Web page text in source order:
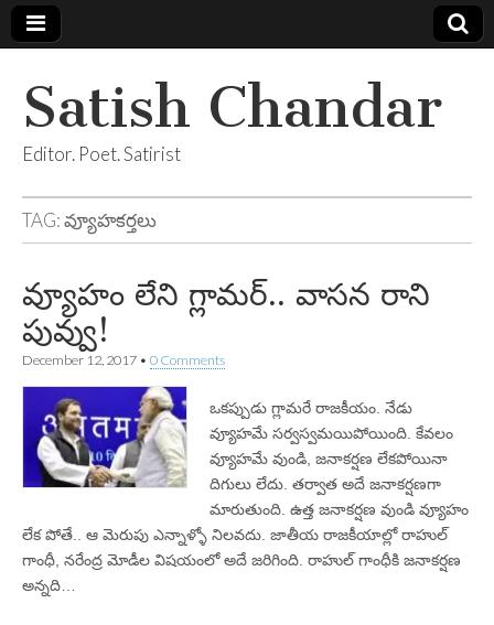
Satish Chandar
Editor. Poet. Satirist
TAG:వ్యూహకర్తలు
వ్యూహం లేని గ్లామర్‌.. వాసన రాని
పువ్వు!
December 12, 2017 • 0 Comments
ఒకప్పుడు గ్లామరే రాజకీయం. నేడు
వ్యూహమే సర్వస్వమయిపోయింది. కేవలం
వ్యూహమే వుండి, జనాకర్షణ లేకపోయినా
దిగులు లేదు. తర్వాత అదే జనాకర్షణగా
మారుతుంది. ఉత్త జనాకర్షణ వుండి వ్యూహం
లేక పోతే.. ఆ మెరుపు ఎన్నాళ్ళో నిలవదు. జాతీయ రాజకీయాల్లో రాహుల్‌
గాంధీ, నరేంద్ర మోడీల విషయంలో అదే జరిగింది. రాహుల్‌ గాంధీకి జనాకర్షణ
అన్నది…